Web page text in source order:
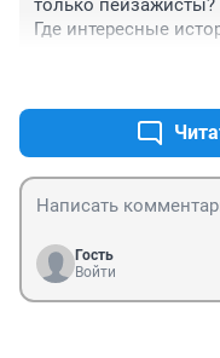
только
Где интересные
Гость
Войти